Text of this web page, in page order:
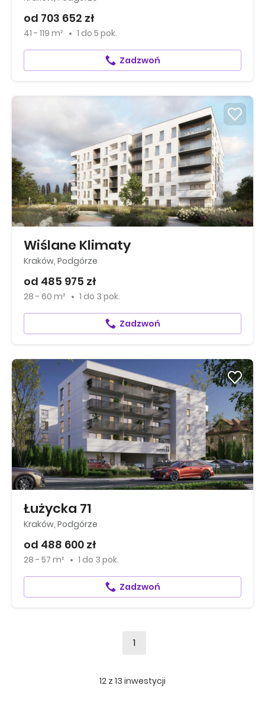
od 703 652 zł
41 - 119 m² 1 do 5 pok.
Zadzwoń
Wiślane Klimaty
Kraków, Podgórze
od 485 975 zł
28 - 60 m² 1 do 3 pok.
Zadzwoń
Łużycka 71
Kraków, Podgórze
od 488 600 zł
28 - 57 m² 1 do 3 pok.
Zadzwoń
1
12 z 13 inwestycji